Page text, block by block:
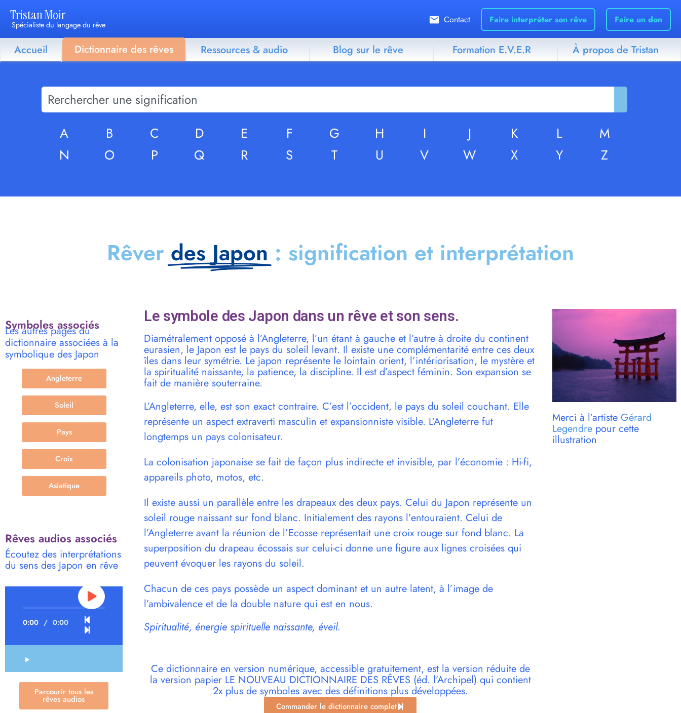
Tristan Moir
Spécialiste du langage du rêve Contact Faire interpréter son rêve Faire un don
Accueil Dictionnaire des rêves Ressources & audio Blog sur le rêve Formation E.V.E.R À propos de Tristan
A B C D E F G H I J K L
M
N
O P Q R S T U V W X Y Z
Rêver des Japon : signification et interprétation
Symboles associés
Les autres pages du
dictionnaire associées à la
symbolique des Japon
Angleterre
Soleil
Pays
Croix
Asiatique
Rêves audios associés
Écoutez des interprétations
du sens des Japon en rêve
0:00 / 0:00
Parcourir tous les
rêves audios
Le symbole des Japon dans un rêve et son sens.
Diamétralement opposé à l’Angleterre, l’un étant à gauche et l’autre à droite du continent
eurasien, le Japon est le pays du soleil levant. Il existe une complémentarité entre ces deux
îles dans leur symétrie. Le japon représente le lointain orient, l’intériorisation, le mystère et
la spiritualité naissante, la patience, la discipline. Il est d’aspect féminin. Son expansion se
fait de manière souterraine.
L’Angleterre, elle, est son exact contraire. C’est l’occident, le pays du soleil couchant. Elle
représente un aspect extraverti masculin et expansionniste visible. L’Angleterre fut
longtemps un pays colonisateur.
La colonisation japonaise se fait de façon plus indirecte et invisible, par l’économie : Hi-fi,
appareils photo, motos, etc.
Il existe aussi un parallèle entre les drapeaux des deux pays. Celui du Japon représente un
soleil rouge naissant sur fond blanc. Initialement des rayons l’entouraient. Celui de
l’Angleterre avant la réunion de l’Ecosse représentait une croix rouge sur fond blanc. La
superposition du drapeau écossais sur celui-ci donne une figure aux lignes croisées qui
peuvent évoquer les rayons du soleil.
Chacun de ces pays possède un aspect dominant et un autre latent, à l’image de
l’ambivalence et de la double nature qui est en nous.
Spiritualité, énergie spirituelle naissante, éveil.
Ce dictionnaire en version numérique, accessible gratuitement, est la version réduite de
la version papier LE NOUVEAU DICTIONNAIRE DES RÊVES (éd. l’Archipel) qui contient
2x plus de symboles avec des définitions plus développées.
Commander le dictionnaire complet
Merci à l’artisteGérard
Legendre pour cette
illustration